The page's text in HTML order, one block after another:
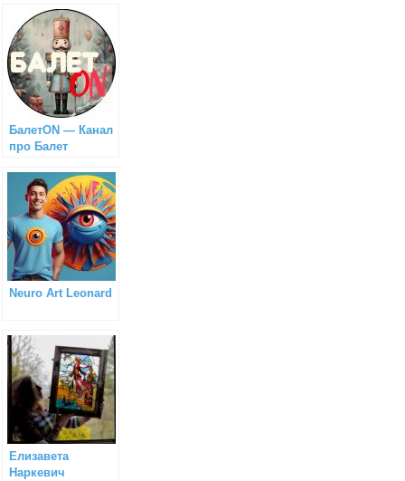
БалетON — Канал
про Балет
Neuro Art Leonard
Елизавета
Наркевич